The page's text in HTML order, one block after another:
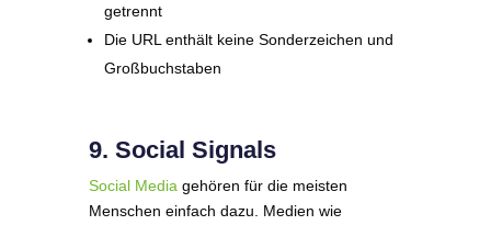
getrennt
Die URL enthält keine Sonderzeichen und
Großbuchstaben
9. Social Signals
Social Media gehören für die meisten
Menschen einfach dazu. Medien wie